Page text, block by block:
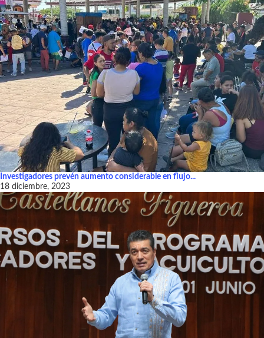
Investigadores prevén aumento considerable en flujo...
18 diciembre, 2023